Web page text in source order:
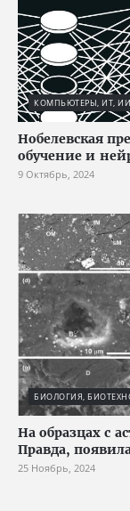
КОМПЬЮТЕРЫ, ИТ, ИИ
Нобелевская
обучение и
9 Октябрь, 2024
БИОЛОГИЯ,
На образцах с
Правда,
25 Ноябрь, 2024